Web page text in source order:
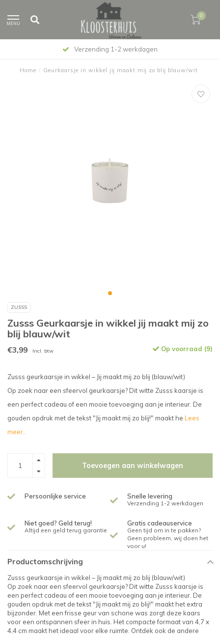
MENU
0
Verzending 1-2 werkdagen
Home / Geurkaarsje in wikkel jij maakt mij zo blij blauw/wit
ZUSSS
Zusss Geurkaarsje in wikkel jij maakt mij zo
blij blauw/wit
€3,99 Incl. btw Op voorraad (9)
Zusss geurkaarsje in wikkel – Jij maakt mij zo blij (blauw/wit)
Op zoek naar een sfeervol geurkaarsje? Dit witte Zusss kaarsje is
een perfect cadeau of een mooie toevoeging aan je interieur. De
gouden opdruk met de tekst "Jij maakt mij zo blij!" maakt he Lees
meer..
Toevoegen aan winkelwagen
Persoonlijke service Snelle levering
Verzending 1-2 werkdagen
Niet goed? Geld terug!
Altijd een geld terug garantie
Gratis cadeauservice
Geen tijd om in te pakken?
Geen probleem, wij doen het
voor u!
Productomschrijving
Zusss geurkaarsje in wikkel – Jij maakt mij zo blij (blauw/wit)
Op zoek naar een sfeervol geurkaarsje? Dit witte Zusss kaarsje is
een perfect cadeau of een mooie toevoeging aan je interieur. De
gouden opdruk met de tekst "Jij maakt mij zo blij!" maakt het extra
bijzonder. Met een frisse geur van schone was zorgt deze kaars
voor een ontspannen sfeer in huis. Het compacte formaat van 4,7 x
4,4 cm maakt het ideaal voor elke ruimte. Ontdek ook de andere